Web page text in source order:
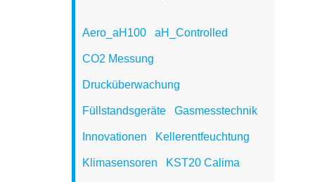
Aero_aH100 aH_Controlled
CO2 Messung
Drucküberwachung
Füllstandsgeräte Gasmesstechnik
Innovationen Kellerentfeuchtung
Klimasensoren KST20 Calima